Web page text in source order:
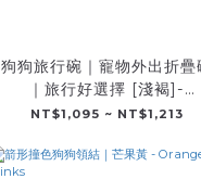
狗狗旅行碗｜寵物外出折疊
｜旅行好選擇 [淺褐]-
LeapSelect
NT$1,095 ~ NT$1,213